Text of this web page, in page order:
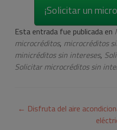
¡Solicitar un
Esta entrada fue publicada en
microcréditos, microcréditos
minicréditos sin intereses,
Solicitar microcréditos sin
← Disfruta del aire